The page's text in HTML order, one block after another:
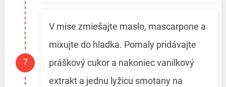
V mise zmiešajte maslo, mascarpone a
mixujte do hladka. Pomaly pridávajte
práškový cukor a nakoniec vanilkový
extrakt a jednu lyžicu smotany na